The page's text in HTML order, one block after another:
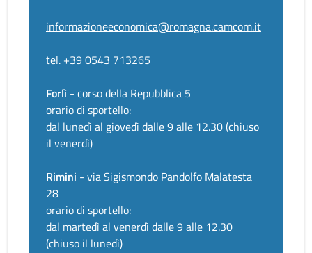
informazioneeconomica@romagna.camcom.it
tel. +39 0543 713265
Forlì - corso della Repubblica 5
orario di sportello:
dal lunedì al giovedì dalle 9 alle 12.30 (chiuso
il venerdì)
Rimini - via Sigismondo Pandolfo Malatesta
28
orario di sportello:
dal martedì al venerdì dalle 9 alle 12.30
(chiuso il lunedì)